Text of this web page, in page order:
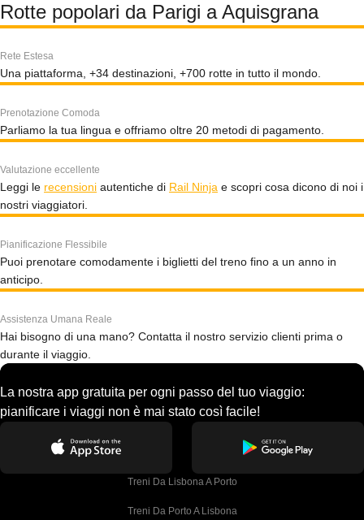
Rotte popolari da Parigi a Aquisgrana
Rete Estesa
Una piattaforma, +34 destinazioni, +700 rotte in tutto il mondo.
Prenotazione Comoda
Parliamo la tua lingua e offriamo oltre 20 metodi di pagamento.
Valutazione eccellente
Leggi le recensioni autentiche di Rail Ninja e scopri cosa dicono di noi i
nostri viaggiatori.
Pianificazione Flessibile
Puoi prenotare comodamente i biglietti del treno fino a un anno in
anticipo.
Assistenza Umana Reale
Hai bisogno di una mano? Contatta il nostro servizio clienti prima o
durante il viaggio.
La nostra app gratuita per ogni passo del tuo viaggio:
pianificare i viaggi non è mai stato così facile!
Treni Da Lisbona A Porto
Treni Da Porto A Lisbona